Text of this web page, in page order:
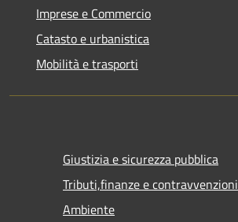
Imprese e Commercio
Catasto e urbanistica
Mobilità e trasporti
Giustizia e sicurezza pubblica
Tributi,finanze e contravvenzioni
Ambiente